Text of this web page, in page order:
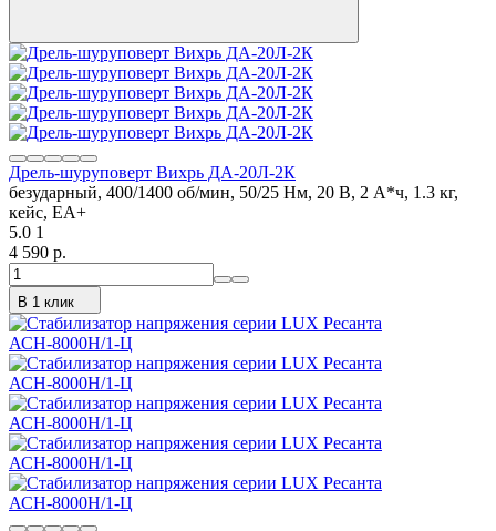
Дрель-шуруповерт Вихрь ДА-20Л-2К
безударный, 400/1400 об/мин, 50/25 Нм, 20 В, 2 А*ч, 1.3 кг,
кейс, ЕА+
5.0 1
4 590 p.
В 1 клик